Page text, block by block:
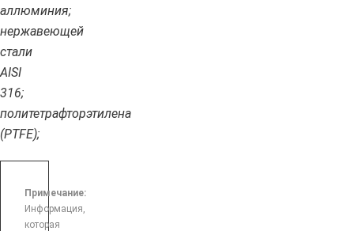
аллюминия;
нержавеющей
стали
AISI
316;
политетрафторэтилена
(PTFE);
Примечание:
Информация,
которая